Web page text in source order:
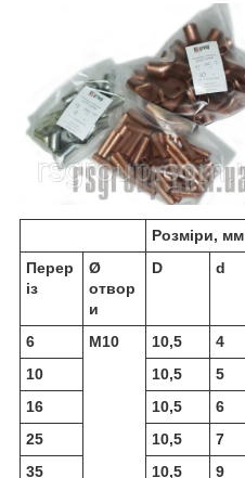
Розміри, мм
Перер
із
Ø
отвор
и
D d
6 М10 10,5 4
10
10,5 5
16
10,5 6
25
10,5 7
35
10,5 9